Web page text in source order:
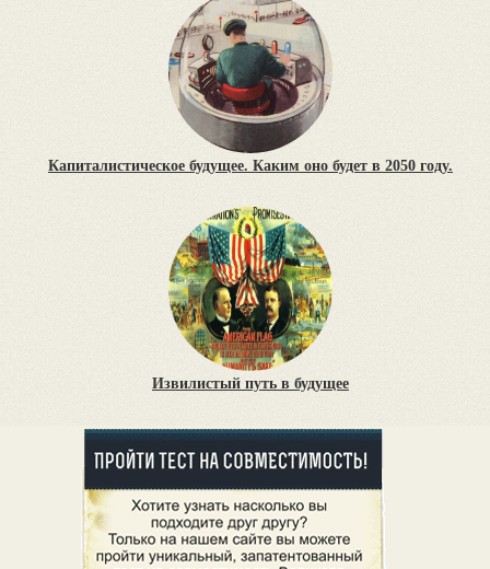
Капиталистическое будущее. Каким оно будет в 2050 году.
Извилистый путь в будущее